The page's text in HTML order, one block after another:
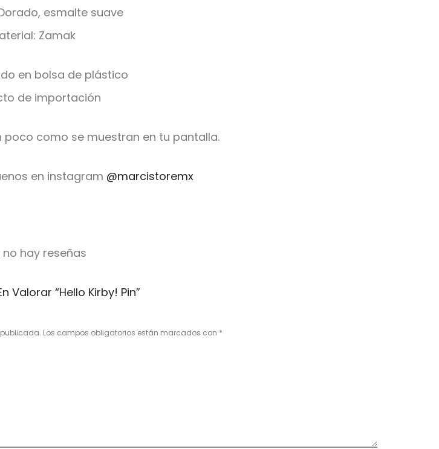
esmalte suave
Zamak
en bolsa de plástico
de importación
poco como se muestran en tu pantalla.
en instagram @marcistoremx
no hay reseñas
Valorar “Hello Kirby! Pin”
Los campos obligatorios están marcados con *